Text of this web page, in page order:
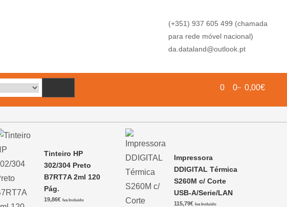
(+351) 937 605 499 (chamada
para rede móvel nacional)
da.dataland@outlook.pt
0 0 0,00€
Tinteiro HP
302/304 Preto
B7RT7A 2ml 120
Pág.
19,86€ Iva Incluido
Impressora
DDIGITAL Térmica
S260M c/ Corte
USB-A/Serie/LAN
115,79€ Iva Incluido